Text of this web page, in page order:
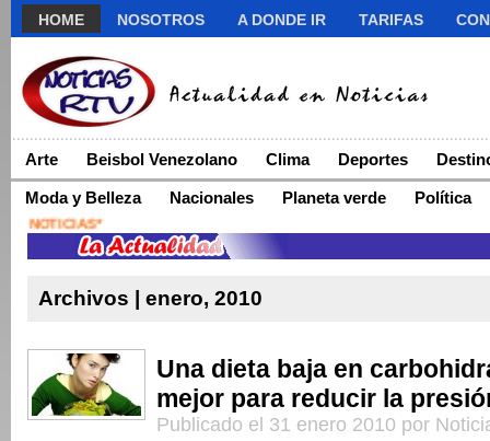
HOME NOSOTROS A DONDE IR TARIFAS
Arte Beisbol Venezolano Clima Deportes
Moda y Belleza Nacionales Planeta verde Política
Archivos | enero, 2010
Una dieta baja en
mejor para reducir la
Publicado el 31 enero 2010 por